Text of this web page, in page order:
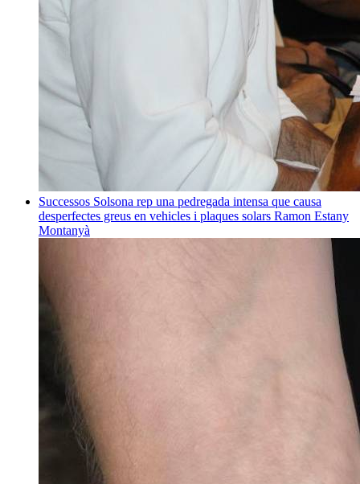
Successos Solsona rep una pedregada intensa que causa
desperfectes greus en vehicles i plaques solars Ramon Estany
Montanyà